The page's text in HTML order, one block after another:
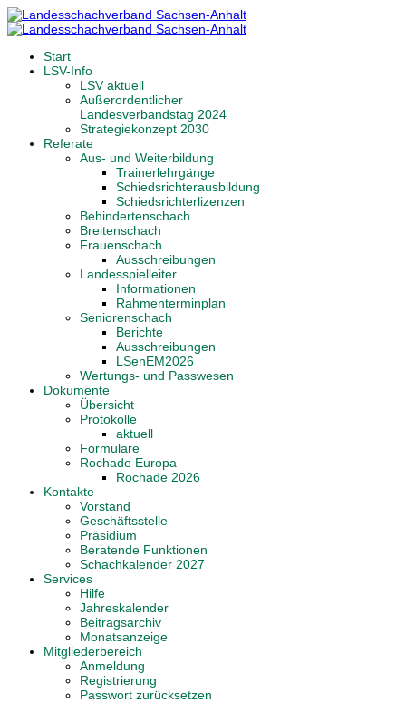
Start
LSV-Info
LSV aktuell
Außerordentlicher
Landesverbandstag 2024
Strategiekonzept 2030
Referate
Aus- und Weiterbildung
Trainerlehrgänge
Schiedsrichterausbildung
Schiedsrichterlizenzen
Behindertenschach
Breitenschach
Frauenschach
Ausschreibungen
Landesspielleiter
Informationen
Rahmenterminplan
Seniorenschach
Berichte
Ausschreibungen
LSenEM2026
Wertungs- und Passwesen
Dokumente
Übersicht
Protokolle
aktuell
Formulare
Rochade Europa
Rochade 2026
Kontakte
Vorstand
Geschäftsstelle
Präsidium
Beratende Funktionen
Schachkalender 2027
Services
Hilfe
Jahreskalender
Beitragsarchiv
Monatsanzeige
Mitgliederbereich
Anmeldung
Registrierung
Passwort zurücksetzen